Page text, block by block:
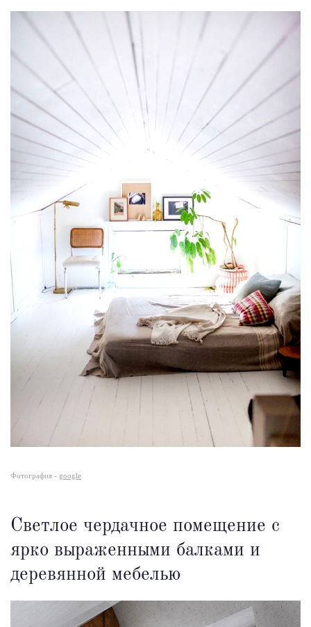
Фотография - google
Светлое чердачное помещение с
ярко выраженными балками и
деревянной мебелью